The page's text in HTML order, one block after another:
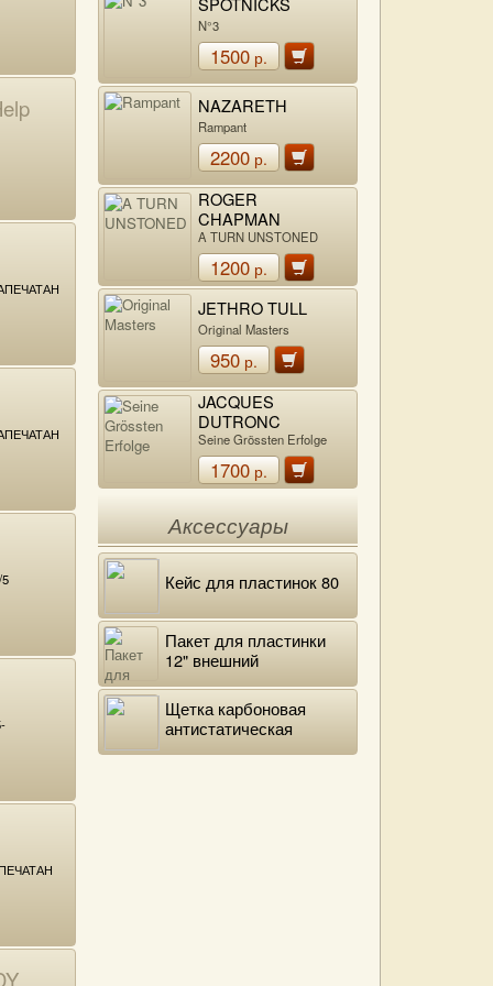
N°3
1500р.
NAZARETH
Rampant
2200р.
ROGER
CHAPMAN
A TURN UNSTONED
1200р.
JETHRO TULL
Original Masters
950р.
JACQUES
DUTRONC
Seine Grössten Erfolge
1700р.
Аксессуары
Кейс для пластинок 80
Пакет для пластинки
12" внешний
Щетка карбоновая
антистатическая